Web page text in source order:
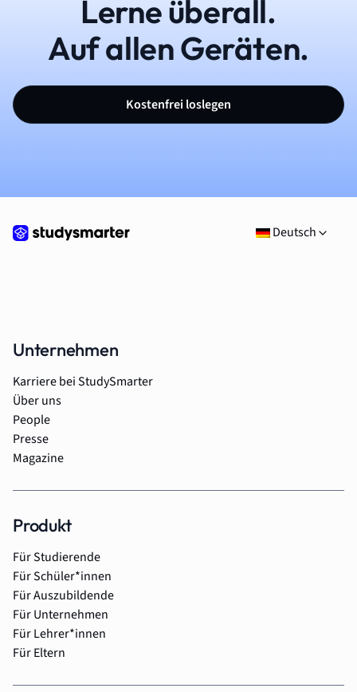
Lerne überall.
Auf allen Geräten.
Kostenfrei loslegen
Deutsch
Unternehmen
Karriere bei StudySmarter
Über uns
People
Presse
Magazine
Produkt
Für Studierende
Für Schüler*innen
Für Auszubildende
Für Unternehmen
Für Lehrer*innen
Für Eltern